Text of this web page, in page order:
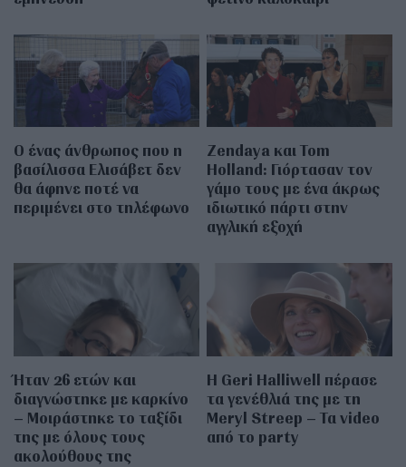
Ο ένας άνθρωπος που η
βασίλισσα Ελισάβετ δεν
θα άφηνε ποτέ να
περιμένει στο τηλέφωνο
Zendaya και Tom
Holland: Γιόρτασαν τον
γάμο τους με ένα άκρως
ιδιωτικό πάρτι στην
αγγλική εξοχή
Ήταν 26 ετών και
διαγνώστηκε με καρκίνο
– Μοιράστηκε το ταξίδι
της με όλους τους
ακολούθους της
Η Geri Halliwell πέρασε
τα γενέθλιά της με τη
Meryl Streep – Τα video
από το party